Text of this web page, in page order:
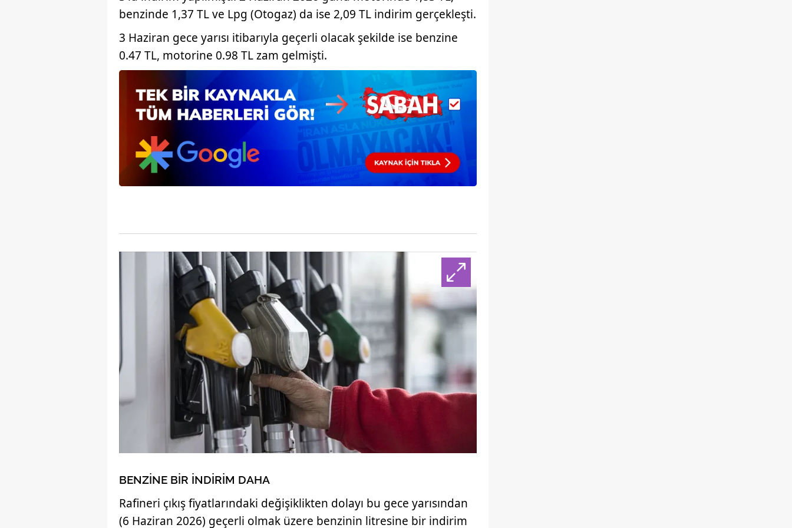
mevzuata uygun olarak kullanılan çerezlerle ilgili bilgi almak için lütfen
tıklayınız .
benzinde 1,37 TL ve Lpg (Otogaz) da ise 2,09 TL indirim gerçekleşti.
3 Haziran gece yarısı itibarıyla geçerli olacak şekilde ise benzine
0.47 TL, motorine 0.98 TL zam gelmişti.
BENZİNE BİR İNDİRİM DAHA
Rafineri çıkış fiyatlarındaki değişiklikten dolayı bu gece yarısından
(6 Haziran 2026) geçerli olmak üzere benzinin litresine bir indirim